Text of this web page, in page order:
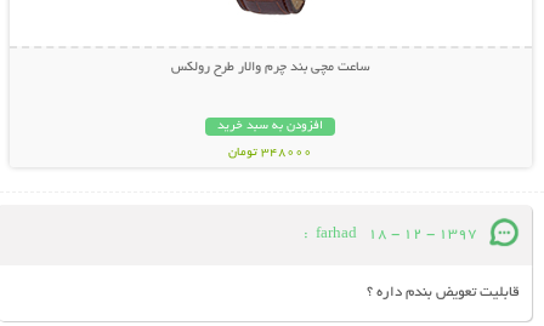
ساعت مچی بند چرم والار طرح رولکس
افزودن به سبد خرید
348000 تومان
farhad 18 - 12 - 1397
:
قابلیت تعویض بندم داره ؟